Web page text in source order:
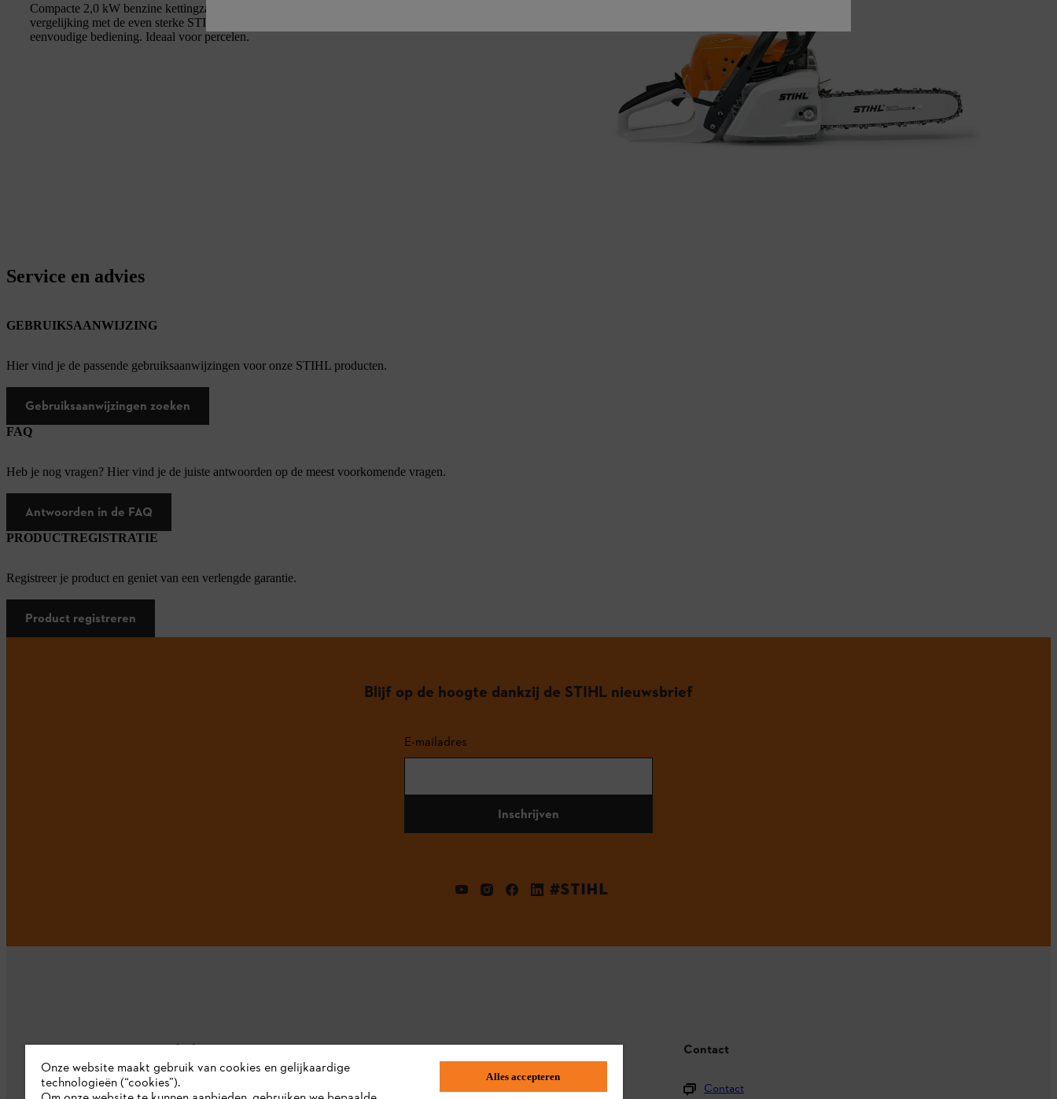
Compacte 2,0 kW benzine kettingzaag met een tot 20% lager verbruik en tot 70% minder uitlaatgassen in
vergelijking met de even sterke STIHL tweetaktmotoren zonder 2-MIX-technologie. Met optimale geleiding en
eenvoudige bediening. Ideaal voor percelen.
Service en advies
GEBRUIKSAANWIJZING
Hier vind je de passende gebruiksaanwijzingen voor onze STIHL producten.
Gebruiksaanwijzingen zoeken
FAQ
Heb je nog vragen? Hier vind je de juiste antwoorden op de meest voorkomende vragen.
Antwoorden in de FAQ
PRODUCTREGISTRATIE
Registreer je product en geniet van een verlengde garantie.
Product registreren
Blijf op de hoogte dankzij de STIHL nieuwsbrief
E-mailadres
Inschrijven
#STIHL
Bedrijf
Over ons
STIHL FAQ
Productregistratie
Contact
Contact
Onze website maakt gebruik van cookies en gelijkaardige
technologieën (“cookies”).
Alles accepteren